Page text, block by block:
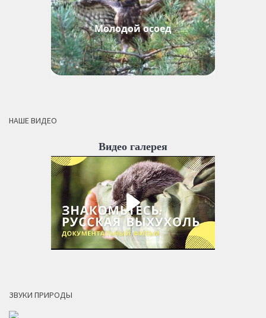
Молодой осоед
НАШЕ ВИДЕО
Видео галерея
ЗВУКИ ПРИРОДЫ